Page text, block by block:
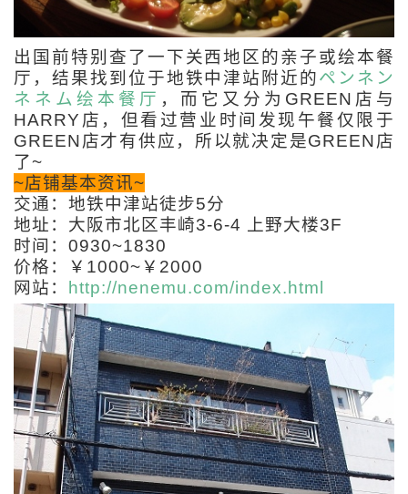
出国前特别查了一下关西地区的亲子或绘本餐
厅，结果找到位于地铁中津站附近的ペンネン
ネネム绘本餐厅 ，而它又分为GREEN店与
HARRY店，但看过营业时间发现午餐仅限于
GREEN店才有供应，所以就决定是GREEN店
了~
~店铺基本资讯~
交通：地铁中津站徒步5分
地址：大阪市北区丰崎3-6-4 上野大楼3F
时间：0930~1830
价格：￥1000~￥2000
网站： http://nenemu.com/index.html